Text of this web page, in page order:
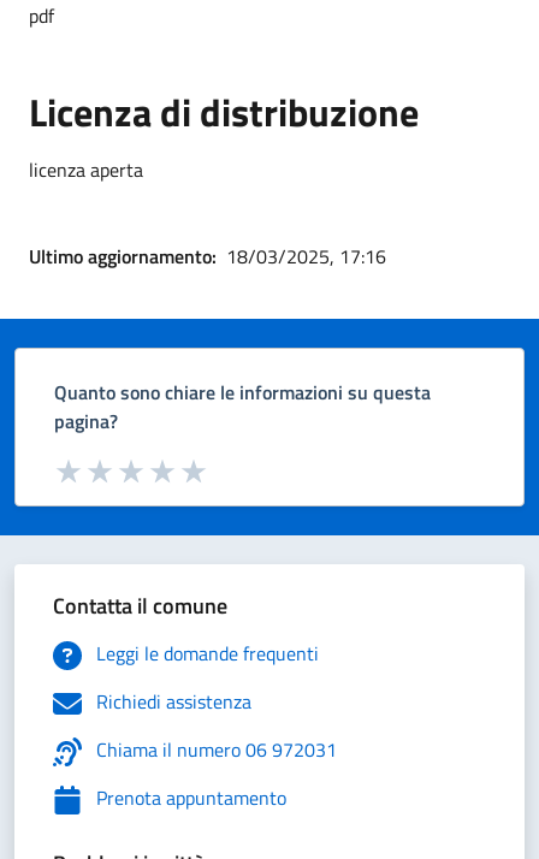
pdf
Licenza di distribuzione
licenza aperta
Ultimo aggiornamento: 18/03/2025, 17:16
Quanto sono chiare le informazioni su questa
pagina?
Valuta da 1 a 5 stelle la pagina
Valuta 5 stelle su 5
Valuta 4 stelle su 5
Valuta 3 stelle su 5
Valuta 2 stelle su 5
Valuta 1 stelle su 5
Contatta il comune
Leggi le domande frequenti
Richiedi assistenza
Chiama il numero 06 972031
Prenota appuntamento